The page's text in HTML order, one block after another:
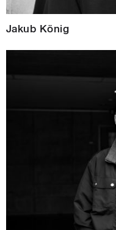
Jakub König